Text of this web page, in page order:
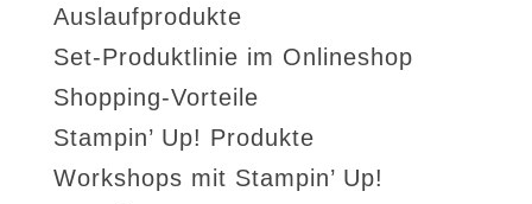
Auslaufprodukte
Set-Produktlinie im Onlineshop
Shopping-Vorteile
Stampin’ Up! Produkte
Workshops mit Stampin’ Up!